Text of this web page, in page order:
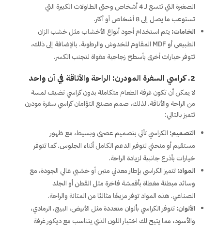
الصغيرة التي تتسع لـ 4 أشخاص وحتى الطاولات الكبيرة التي
تستوعب ما يصل إلى 8 أشخاص أو أكثر.
الخامات:يتم استخدام أجود أنواع الأخشاب مثل خشب الزان
الطبيعي أو MDF المقاوم للخدوش والرطوبة. بالإضافة إلى ذلك،
تتوفر خيارات أخرى بأسطح زجاجية مقواة لتجنب الكسر.
2. كراسي السفرة المودرن: الراحة والأناقة في آن واحد
لا يمكن أن تكون غرفة الطعام متكاملة بدون كراسي تضيف لمسة
من الراحة والأناقة. لذلك، صمم مصنع التؤامان كراسي سفرة مودرن
تتميز بالتالي:
التصميم: الكراسي تأتي بتصميم عصري وبسيط، مع ظهور
مستقيم أو منحني لتوفير الدعم الكامل أثناء الجلوس. كما تتوفر
خيارات بأذرع جانبية لزيادة الراحة.
المواد:تتميز الكراسي بإطار معدني متين أو خشبي عالي الجودة، مع
وسائد مبطنة مغطاة بأقمشة فاخرة مثل القطن أو الجلد
الصناعي. هذه المواد توفر مزيجًا مثاليًا من المتانة والراحة.
الألوان:تتوفر الكراسي بألوان متعددة مثل الأبيض، البيج، الرمادي،
والأسود، مما يتيح لك اختيار اللون الذي يتناسب مع ديكور غرفة